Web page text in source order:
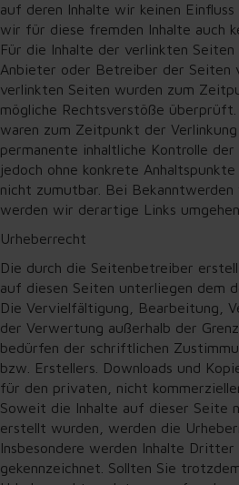
auf deren Inhalte wir keinen Einfluss
wir für diese fremden Inhalte auch
Für die Inhalte der verlinkten
Anbieter oder Betreiber der Seiten
verlinkten Seiten wurden zum
mögliche Rechtsverstöße
waren zum Zeitpunkt der
permanente inhaltliche Kontrolle
jedoch ohne konkrete
nicht zumutbar. Bei Bekanntwerden
werden wir derartige Links
Urheberrecht
Die durch die Seitenbetreiber
auf diesen Seiten unterliegen dem
Die Vervielfältigung, Bearbeitung,
der Verwertung außerhalb der
bedürfen der schriftlichen
bzw. Erstellers. Downloads und
für den privaten, nicht
Soweit die Inhalte auf dieser Seite
erstellt wurden, werden die
Insbesondere werden Inhalte Dritter
gekennzeichnet. Sollten Sie